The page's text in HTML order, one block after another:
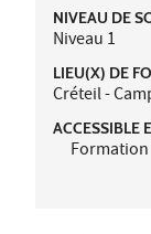
NIVEAU DE
Niveau 1
LIEU(X) DE
Créteil -
ACCESSIBLE